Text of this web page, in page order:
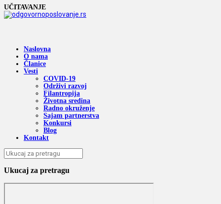
UČITAVANJE
Naslovna
O nama
Članice
Vesti
COVID-19
Održivi razvoj
Filantropija
Životna sredina
Radno okruženje
Sajam partnerstva
Konkursi
Blog
Kontakt
Ukucaj za pretragu